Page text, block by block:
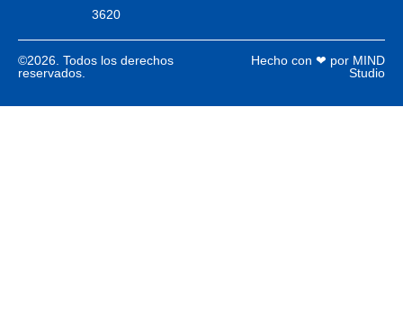
3620
©2026. Todos los derechos
reservados.
Hecho con ❤ por MIND
Studio